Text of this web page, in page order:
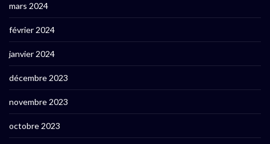
mars 2024
février 2024
janvier 2024
décembre 2023
novembre 2023
octobre 2023